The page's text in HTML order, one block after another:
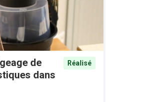
de
dans
Réalisé